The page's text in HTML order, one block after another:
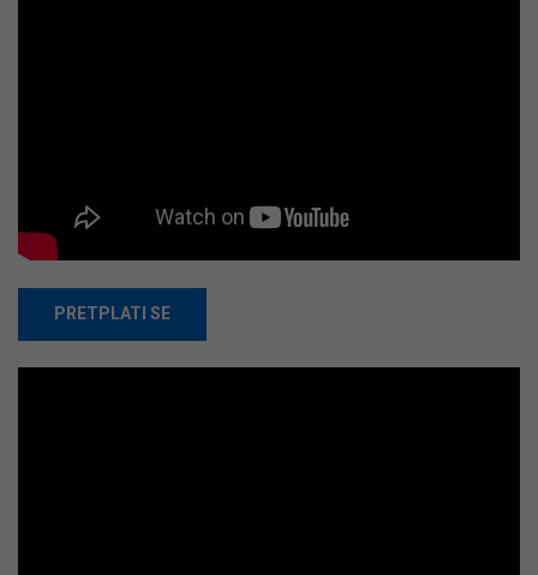
PRETPLATI SE